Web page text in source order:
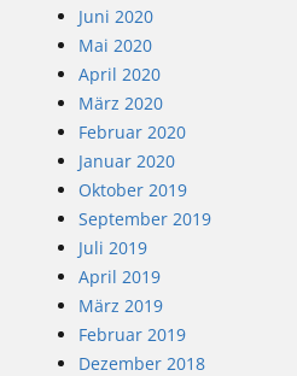
Juni 2020
Mai 2020
April 2020
März 2020
Februar 2020
Januar 2020
Oktober 2019
September 2019
Juli 2019
April 2019
März 2019
Februar 2019
Dezember 2018